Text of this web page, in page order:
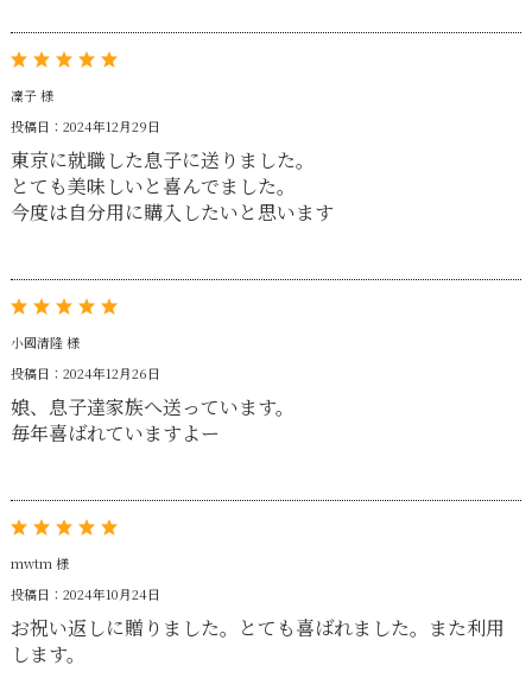
凜子 様
投稿日：2024年12月29日
東京に就職した息子に送りました。
とても美味しいと喜んでました。
今度は自分用に購入したいと思います
小國清隆 様
投稿日：2024年12月26日
娘、息子達家族へ送っています。
毎年喜ばれていますよー
mwtm 様
投稿日：2024年10月24日
お祝い返しに贈りました。とても喜ばれました。また利用
します。